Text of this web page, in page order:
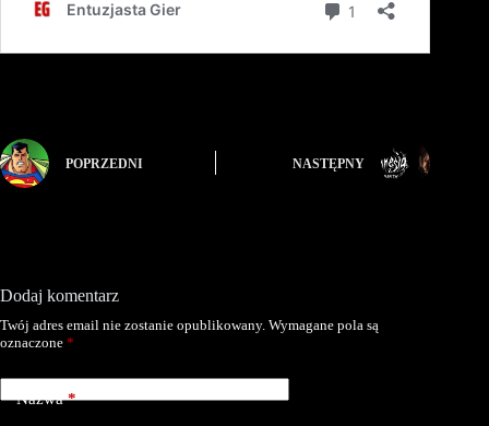
POPRZEDNI NASTĘPNY
Dodaj komentarz
Twój adres email nie zostanie opublikowany. Wymagane pola są
oznaczone *
Nazwa*